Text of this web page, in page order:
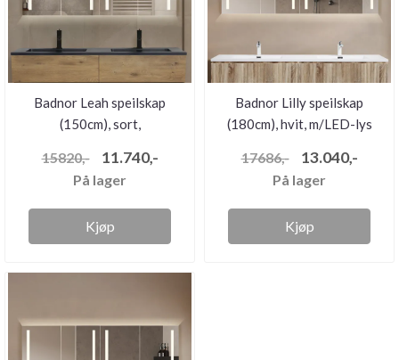
Badnor Leah speilskap
(150cm), sort,
15820,- 11.740,-
På lager
Kjøp
Badnor Lilly speilskap
(180cm), hvit, m/LED-lys
17686,- 13.040,-
På lager
Kjøp